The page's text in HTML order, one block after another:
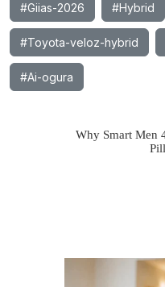
#Giias-2026 #Hybrid
#Toyota-veloz-hybrid
#Ai-ogura